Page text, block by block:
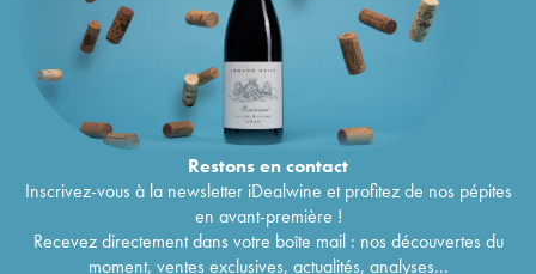
Restons encontact
Inscrivez-vous à la newsletter iDealwine et profitez de nos pépites
en avant-première !
Recevez directement dans votre boîte mail : nos découvertes du
moment, ventes exclusives, actualités, analyses...